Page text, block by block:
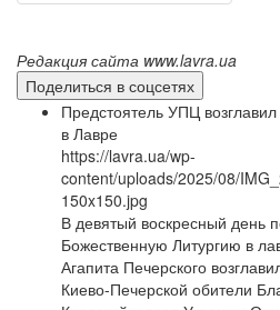
Редакция сайта www.lavra.ua
Поделиться в соцсетях
Предстоятель УПЦ
в Лавре
https://lavra.ua/wp-
content/uploads/2025/08/
150x150.jpg
В девятый воскресный день
Божественную Литургию в
Агапита Печерского
Киево-Печерской обители